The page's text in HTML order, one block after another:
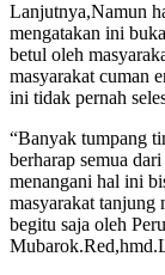
Lanjutnya,Namun
mengatakan ini
betul oleh
masyarakat cuman
ini tidak pernah
“Banyak tumpang
berharap semua
menangani hal ini
masyarakat tanjung
begitu saja oleh